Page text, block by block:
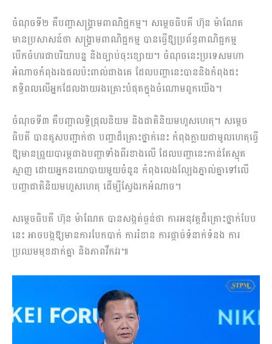
ចំណុចទី២ គឺបញ្ហាសង្រ្គាមពាណិជ្ជកម្ម។ សម្ដេចធិបតី ហ៊ុន ម៉ាណែត
មានប្រសាសន៍ថា សង្រ្គាមពាណិជ្ជកម្ម បានធ្វើឱ្យប្រព័ន្ធពាណិជ្ជកម្ម
បើកចំហរជាបរិយាបន្ន និងច្បាប់ចុះខ្សោយ។ ចំណុចនេះប្រទេសមហា
អំណាចកំពុងរងផលប៉ះពាល់ជាងគេ ដែលបញ្ហានេះបាននិងកំពុងជះ
ឥទ្ធិពលលើអ្នកដែលងាយរងគ្រោះបំផុតក្នុងចំណោមពួកយើង។
ចំណុចទី៣ គឺបញ្ហាលទ្ធិជ្រុលនិយម និងជាតិនិយមហួសហេតុ។ សម្ដេច
ធិបតី បានគូសបញ្ជាក់ថា បញ្ហាដ៏គ្រោះថ្នាក់នេះ កំពុងក្លាយជាមូលហេតុធ្វើ
ឱ្យមានព្រួយបារម្ភជាងបញ្ហាទាំងពីរខាងលើ ដែលបញ្ហានេះកាន់តែស្មុគ
ស្មាញ ដោយអ្នកនយោបាយមួយចំនួន កំពុងលេងល្បែងភ្នាល់គ្នាទៅលើ
បញ្ហាជាតិនិយមហួសហេតុ ដើម្បីស្វែងរកអំណាច។
សម្ដេចធិបតី ហ៊ុន ម៉ាណែត បានសង្កត់ធ្ងន់ថា ការអនុវត្ដដ៏គ្រោះថ្នាក់បែប
នេះ អាចបង្កឱ្យមានការបែកបាក់ ការរំខាន ការផ្ដាច់ទំនាក់ទំនង ការ
ប្រឈមមុខដាក់គ្នា និងភាពវឹកវរ៕